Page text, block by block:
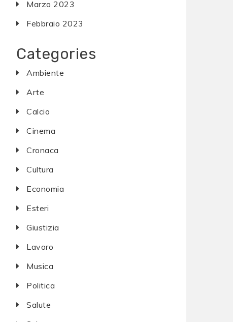
Marzo 2023
Febbraio 2023
Categories
Ambiente
Arte
Calcio
Cinema
Cronaca
Cultura
Economia
Esteri
Giustizia
Lavoro
Musica
Politica
Salute